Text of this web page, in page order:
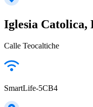
Iglesia Catolica,
Calle Teocaltiche
SmartLife-5CB4